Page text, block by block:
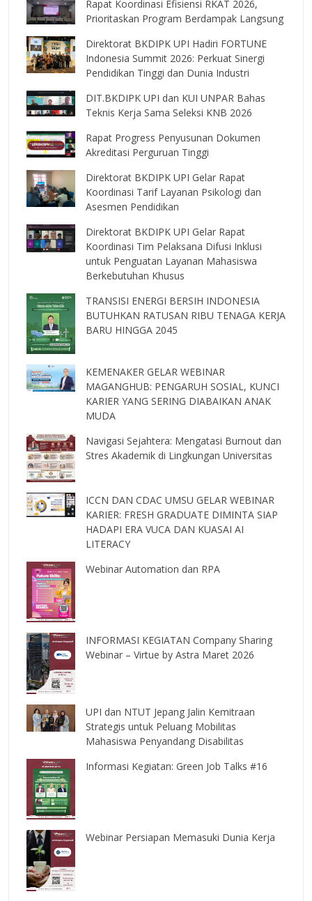
Rapat Koordinasi Efisiensi RKAT 2026,
Prioritaskan Program Berdampak Langsung
Direktorat BKDIPK UPI Hadiri FORTUNE
Indonesia Summit 2026: Perkuat Sinergi
Pendidikan Tinggi dan Dunia Industri
DIT.BKDIPK UPI dan KUI UNPAR Bahas
Teknis Kerja Sama Seleksi KNB 2026
Rapat Progress Penyusunan Dokumen
Akreditasi Perguruan Tinggi
Direktorat BKDIPK UPI Gelar Rapat
Koordinasi Tarif Layanan Psikologi dan
Asesmen Pendidikan
Direktorat BKDIPK UPI Gelar Rapat
Koordinasi Tim Pelaksana Difusi Inklusi
untuk Penguatan Layanan Mahasiswa
Berkebutuhan Khusus
TRANSISI ENERGI BERSIH INDONESIA
BUTUHKAN RATUSAN RIBU TENAGA KERJA
BARU HINGGA 2045
KEMENAKER GELAR WEBINAR
MAGANGHUB: PENGARUH SOSIAL, KUNCI
KARIER YANG SERING DIABAIKAN ANAK
MUDA
Navigasi Sejahtera: Mengatasi Burnout dan
Stres Akademik di Lingkungan Universitas
ICCN DAN CDAC UMSU GELAR WEBINAR
KARIER: FRESH GRADUATE DIMINTA SIAP
HADAPI ERA VUCA DAN KUASAI AI
LITERACY
Webinar Automation dan RPA
INFORMASI KEGIATAN Company Sharing
Webinar – Virtue by Astra Maret 2026
UPI dan NTUT Jepang Jalin Kemitraan
Strategis untuk Peluang Mobilitas
Mahasiswa Penyandang Disabilitas
Informasi Kegiatan: Green Job Talks #16
Webinar Persiapan Memasuki Dunia Kerja